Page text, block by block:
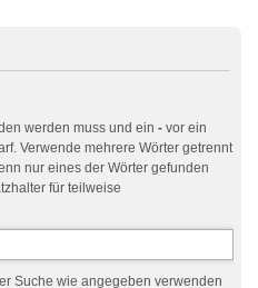
werden muss und ein - vor ein
Verwende mehrere Wörter getrennt
nur eines der Wörter gefunden
für teilweise
Suche wie angegeben verwenden